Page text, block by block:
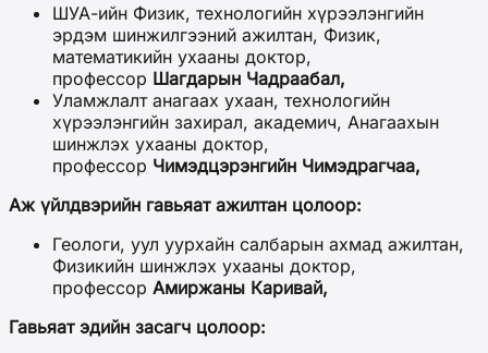
ШУА-ийн Физик, технологийн хүрээлэнгийн
эрдэм шинжилгээний ажилтан, Физик,
математикийн ухааны доктор,
профессор Шагдарын Чадраабал,
Уламжлалт анагаах ухаан, технологийн
хүрээлэнгийн захирал, академич, Анагаахын
шинжлэх ухааны доктор,
профессор Чимэдцэрэнгийн Чимэдрагчаа,
Аж үйлдвэрийн гавьяат ажилтан цолоор:
Геологи, уул уурхайн салбарын ахмад ажилтан,
Физикийн шинжлэх ухааны доктор,
профессор Амиржаны Каривай,
Гавьяат эдийн засагч цолоор: